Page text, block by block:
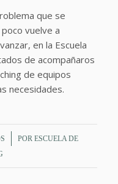
que se
vuelve a
en la Escuela
de acompañaros
de equipos
necesidades.
PORESCUELA DE